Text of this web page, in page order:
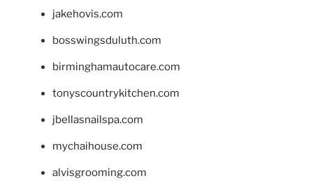
jakehovis.com
bosswingsduluth.com
birminghamautocare.com
tonyscountrykitchen.com
jbellasnailspa.com
mychaihouse.com
alvisgrooming.com